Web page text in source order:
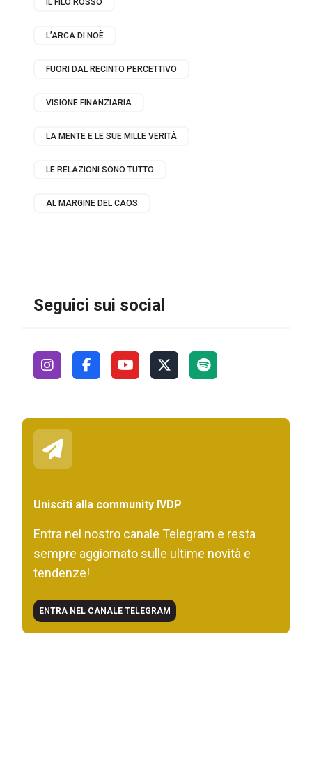
IL FILO ROSSO
L’ARCA DI NOÈ
FUORI DAL RECINTO PERCETTIVO
VISIONE FINANZIARIA
LA MENTE E LE SUE MILLE VERITÀ
LE RELAZIONI SONO TUTTO
AL MARGINE DEL CAOS
Seguici sui social
Unisciti alla community IVDP
Entra nel nostro canale Telegram e resta
sempre aggiornato sulle ultime novità e
tendenze!
ENTRA NEL CANALE TELEGRAM